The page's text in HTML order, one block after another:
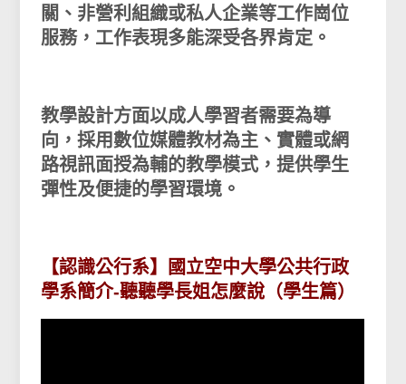
關、非營利組織或私人企業等工作崗位
服務，工作表現多能深受各界肯定。
教學設計方面以成人學習者需要為導
向，採用數位媒體教材為主、實體或網
路視訊面授為輔的教學模式，提供學生
彈性及便捷的學習環境。
【認識公行系】國立空中大學公共行政
學系簡介-聽聽學長姐怎麼說（學生篇）